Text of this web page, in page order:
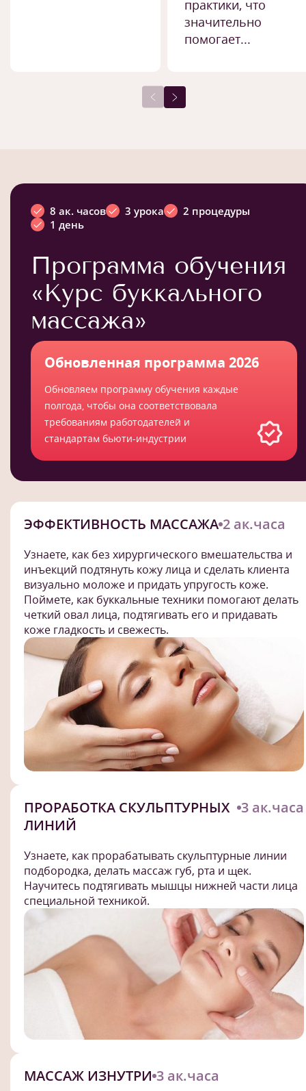
практики, что
значительно
помогает...
8 ак. часов 3 урока
2 процедуры
1 день
Программа обучения
«Курс буккального
массажа»
Обновленная программа 2026
Обновляем программу обучения каждые
полгода, чтобы она соответствовала
требованиям работодателей и
стандартам бьюти-индустрии
ЭФФЕКТИВНОСТЬ МАССАЖА 2 ак.часа
Узнаете, как без хирургического вмешательства и
инъекций подтянуть кожу лица и сделать клиента
визуально моложе и придать упругость коже.
Поймете, как буккальные техники помогают делать
четкий овал лица, подтягивать его и придавать
коже гладкость и свежесть.
ПРОРАБОТКА СКУЛЬПТУРНЫХ
ЛИНИЙ
3 ак.часа
Узнаете, как прорабатывать скульптурные линии
подбородка, делать массаж губ, рта и щек.
Научитесь подтягивать мышцы нижней части лица
специальной техникой.
МАССАЖ ИЗНУТРИ 3 ак.часа